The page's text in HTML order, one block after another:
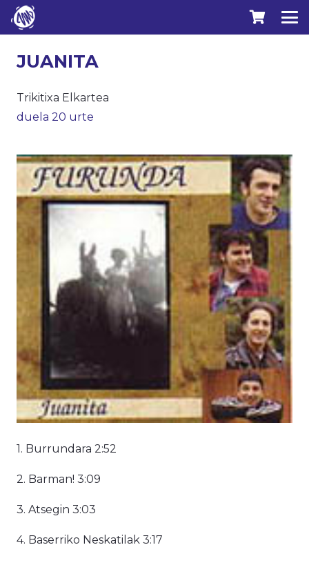
JUANITA
Trikitixa Elkartea
duela 20 urte
1. Burrundara 2:52
2. Barman! 3:09
3. Atsegin 3:03
4. Baserriko Neskatilak 3:17